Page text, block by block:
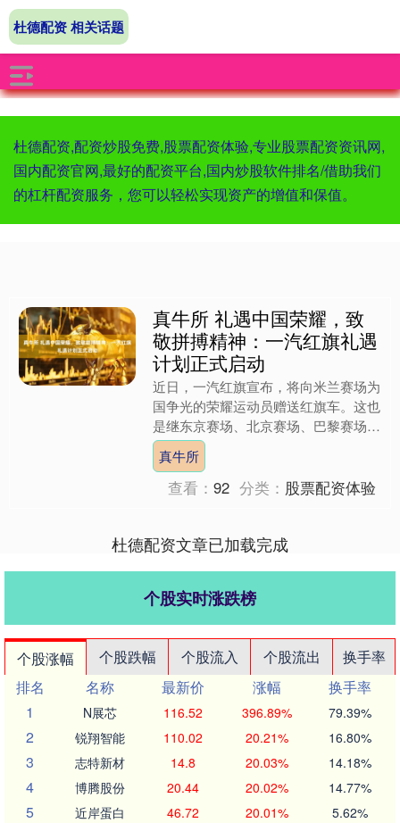
杜德配资,配资炒股免费,股票配资体验,专业股票配资资讯网,
国内配资官网,最好的配资平台,国内炒股软件排名/借助我们
的杠杆配资服务，您可以轻松实现资产的增值和保值。
杜德配资 相关话题
真牛所 礼遇中国荣耀，致
敬拼搏精神：一汽红旗礼遇
计划正式启动
近日，一汽红旗宣布，将向米兰赛场为
国争光的荣耀运动员赠送红旗车。这也
是继东京赛场、北京赛场、巴黎赛场
后，一汽红旗第四次向奥运健儿赠车。
作为中国民族汽车工业的代表....
真牛所
查看：92 分类： 股票配资体验
杜德配资文章已加载完成
个股实时涨跌榜
个股涨幅 个股跌幅 个股流入 个股流出
换手率
排名
名称 最新价 涨幅
换手率
1
N展芯 116.52 396.89% 79.39%
2 锐翔智能 110.02 20.21% 16.80%
3 志特新材 14.8 20.03% 14.18%
4 博腾股份 20.44 20.02% 14.77%
5 近岸蛋白 46.72 20.01% 5.62%